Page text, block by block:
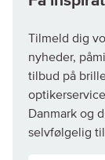
Tilmeld dig
nyheder,
tilbud på
Danmark og
selvfølgelig